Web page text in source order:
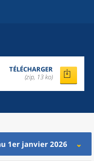
TÉLÉCHARGER
(zip, 13 ko)
1er janvier 2026